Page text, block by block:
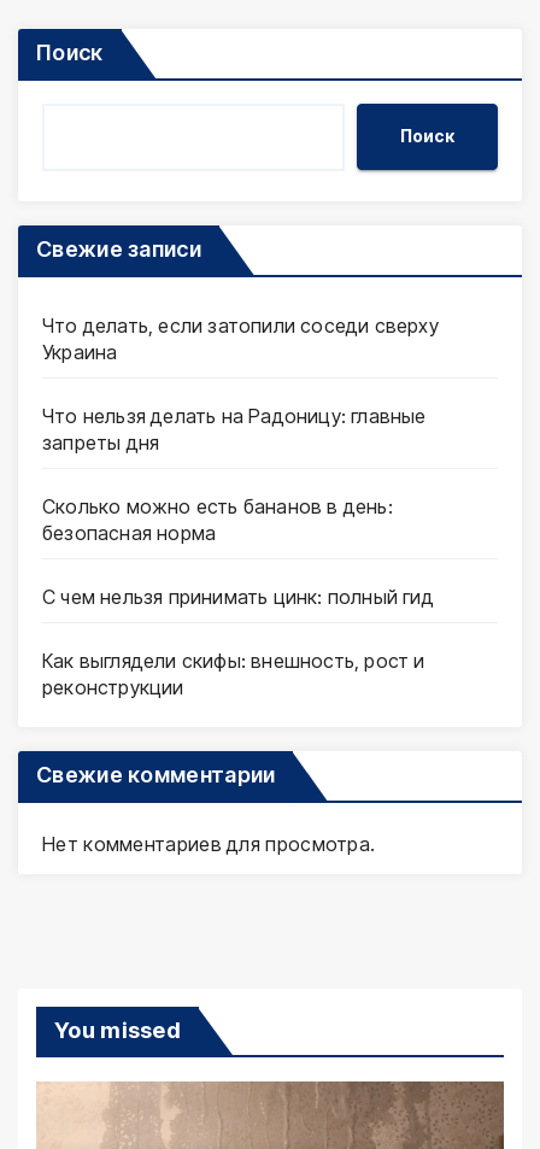
Поиск
Поиск
Свежие записи
Что делать, если затопили соседи сверху
Украина
Что нельзя делать на Радоницу: главные
запреты дня
Сколько можно есть бананов в день:
безопасная норма
С чем нельзя принимать цинк: полный гид
Как выглядели скифы: внешность, рост и
реконструкции
Свежие комментарии
Нет комментариев для просмотра.
You missed